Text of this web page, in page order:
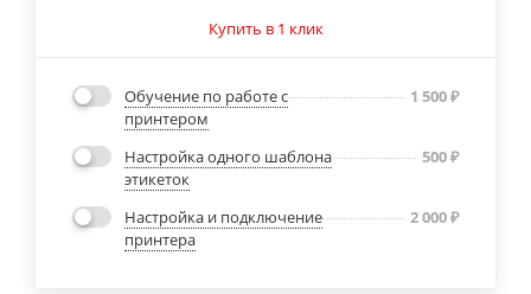
Купить в 1 клик
Обучение по работе с
принтером
1 500₽
Настройка одного шаблона
этикеток
500₽
Настройка и подключение
принтера
2 000₽